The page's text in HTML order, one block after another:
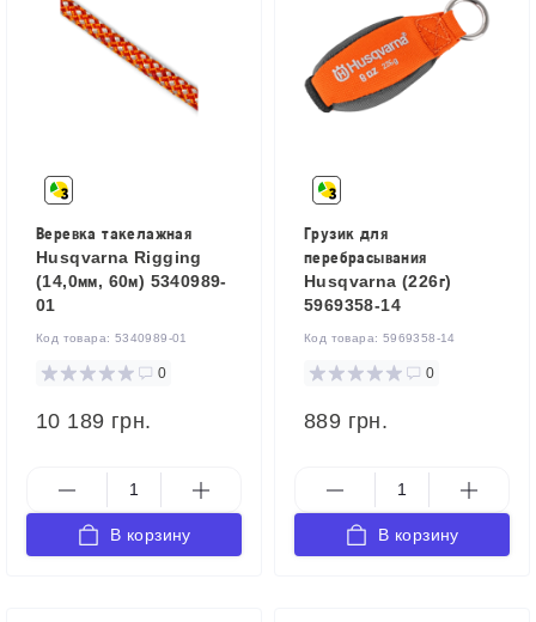
Веревка такелажная
Husqvarna Rigging
(14,0мм, 60м) 5340989-
01
Код товара: 5340989-01
0
10 189 грн.
В корзину
Грузик для
перебрасывания
Husqvarna (226г)
5969358-14
Код товара: 5969358-14
0
889 грн.
В корзину